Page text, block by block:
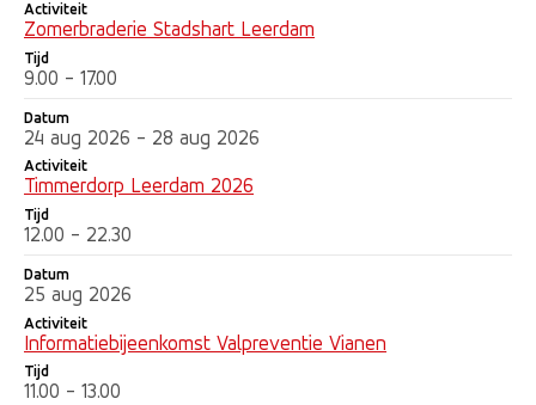
Activiteit
Zomerbraderie Stadshart Leerdam
Tijd
9.00 - 17.00
Datum
24 aug 2026 - 28 aug 2026
Activiteit
Timmerdorp Leerdam 2026
Tijd
12.00 - 22.30
Datum
25 aug 2026
Activiteit
Informatiebijeenkomst Valpreventie Vianen
Tijd
11.00 - 13.00